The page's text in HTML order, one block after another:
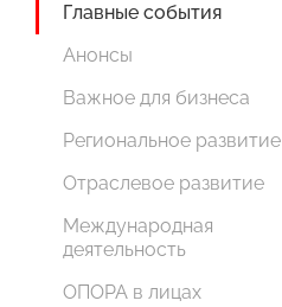
Главные события
Анонсы
Важное для бизнеса
Региональное развитие
Отраслевое развитие
Международная
деятельность
ОПОРА в лицах